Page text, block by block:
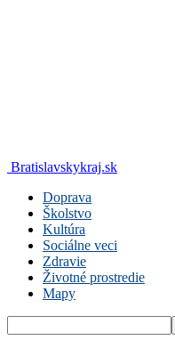
Bratislavskykraj.sk
Doprava
Školstvo
Kultúra
Sociálne veci
Zdravie
Životné prostredie
Mapy